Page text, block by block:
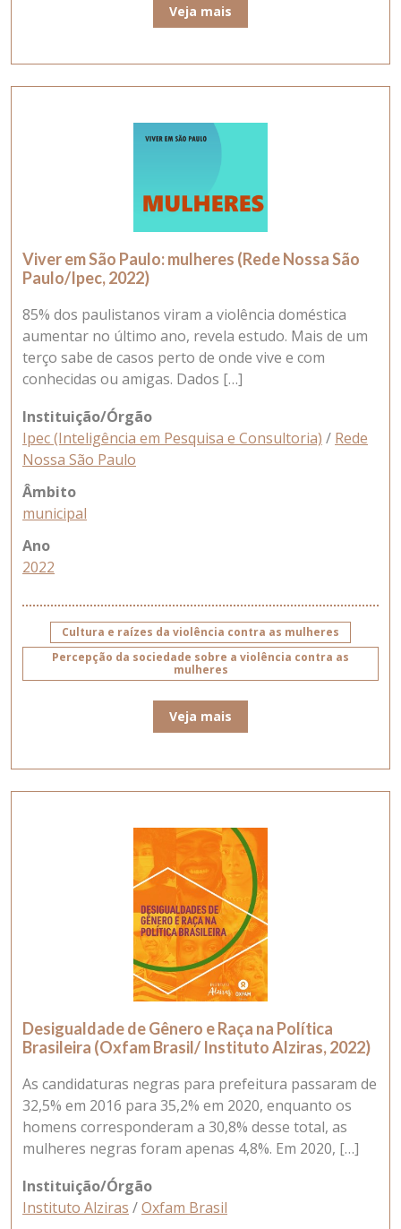
Veja mais
Viver em São Paulo: mulheres (Rede Nossa São
Paulo/Ipec, 2022)
85% dos paulistanos viram a violência doméstica
aumentar no último ano, revela estudo. Mais de um
terço sabe de casos perto de onde vive e com
conhecidas ou amigas. Dados […]
Instituição/Órgão
Ipec (Inteligência em Pesquisa e Consultoria) / Rede
Nossa São Paulo
Âmbito
municipal
Ano
2022
Cultura e raízes da violência contra as mulheres
Percepção da sociedade sobre a violência contra as
mulheres
Veja mais
Desigualdade de Gênero e Raça na Política
Brasileira (Oxfam Brasil/ Instituto Alziras, 2022)
As candidaturas negras para prefeitura passaram de
32,5% em 2016 para 35,2% em 2020, enquanto os
homens corresponderam a 30,8% desse total, as
mulheres negras foram apenas 4,8%. Em 2020, […]
Instituição/Órgão
Instituto Alziras /Oxfam Brasil